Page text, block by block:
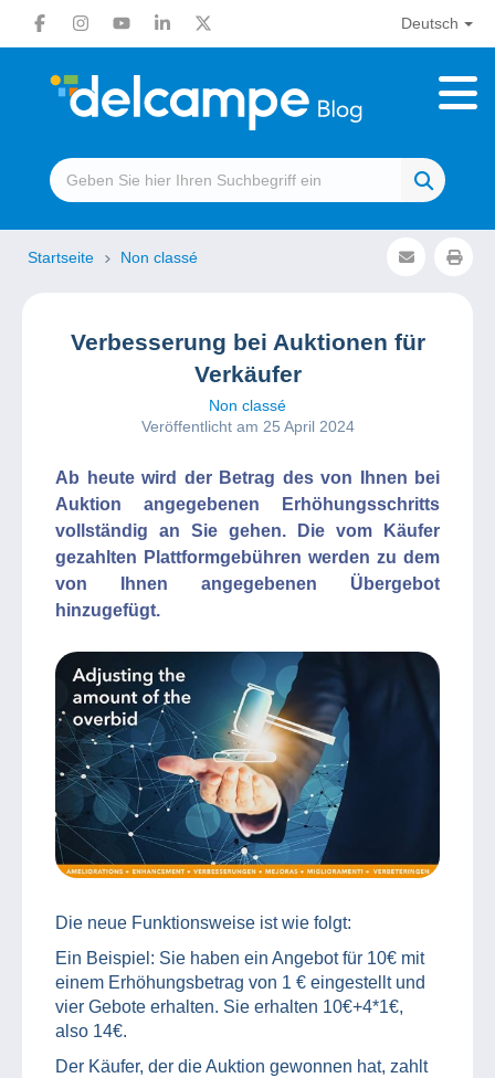
Deutsch
Startseite Non classé
Verbesserung bei Auktionen für
Verkäufer
Non classé
Veröffentlicht am 25 April 2024
Ab heute wird der Betrag des von Ihnen bei
Auktion angegebenen Erhöhungsschritts
vollständig an Sie gehen. Die vom Käufer
gezahlten Plattformgebühren werden zu dem
von Ihnen angegebenen Übergebot
hinzugefügt.
Die neue Funktionsweise ist wie folgt:
Ein Beispiel: Sie haben ein Angebot für 10€ mit
einem Erhöhungsbetrag von 1 € eingestellt und
vier Gebote erhalten. Sie erhalten 10€+4*1€,
also 14€.
Der Käufer, der die Auktion gewonnen hat, zahlt